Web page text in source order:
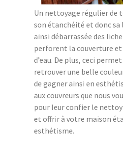
Un nettoyage régulier de
son étanchéité et donc
ainsi débarrassée des
perforent la couverture
d’eau. De plus, ceci
retrouver une belle
de gagner ainsi en
aux couvreurs que nous
pour leur confier le
et offrir à votre maison
esthétisme.